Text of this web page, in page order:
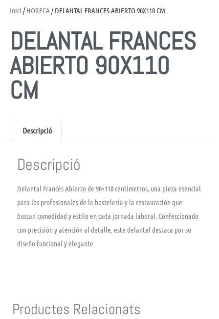
Inici /HORECA / DELANTAL FRANCES ABIERTO 90X110 CM
DELANTAL FRANCES
ABIERTO 90X110
CM
Descripció
Descripció
Delantal Francés Abierto de 90×110 centímetros, una pieza esencial
para los profesionales de la hostelería y la restauración que
buscan comodidad y estilo en cada jornada laboral. Confeccionado
con precisión y atención al detalle, este delantal destaca por su
diseño funcional y elegante
Productes Relacionats